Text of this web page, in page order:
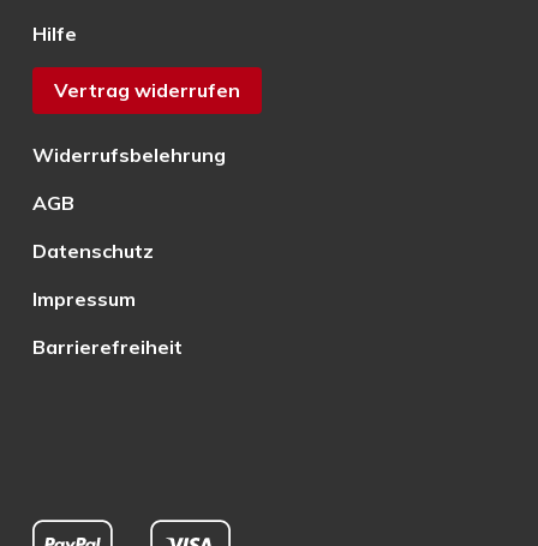
Hilfe
Vertrag widerrufen
Widerrufsbelehrung
AGB
Datenschutz
Impressum
Barrierefreiheit